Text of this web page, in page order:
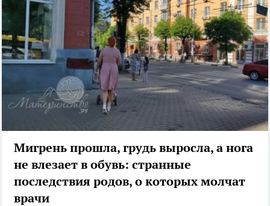
Мигрень прошла, грудь выросла, а нога
не влезает в обувь: странные
последствия родов, о которых молчат
врачи